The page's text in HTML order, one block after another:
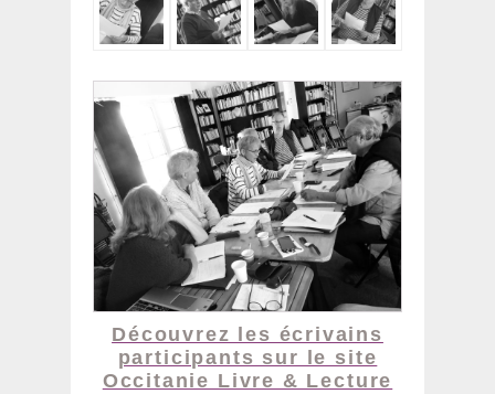
Découvrez les écrivains
participants sur le site
Occitanie Livre & Lecture